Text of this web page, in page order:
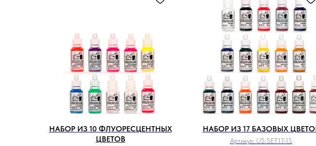
НАБОР ИЗ 10 ФЛУОРЕСЦЕНТНЫХ
ЦВЕТОВ
НАБОР ИЗ 17 БАЗОВЫХ
Артикул: US-SET17-15